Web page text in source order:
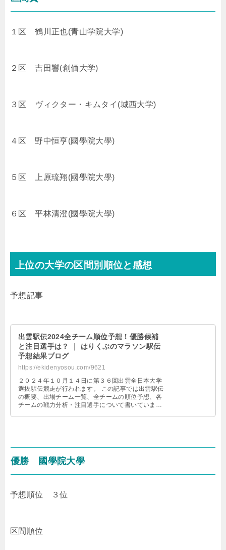
１区鶴川正也(青山学院大学)
２区吉田響(創価大学)
３区 ヴィクター・キムタイ(城西大学)
４区 野中恒亨(國學院大學)
５区 上原琉翔(國學院大學)
６区平林清澄(國學院大學)
上位の大学の区間別順位と感想
予想記事
出雲駅伝2024全チーム順位予想！優勝候補
と注目選手は？ ｜ はりくぶのマラソン駅伝
予想結果ブログ
https://ekidenyosou.com/9621
２０２４年１０月１４日に第３６回出雲全日本大学
選抜駅伝競走が行われます。 この記事では出雲駅伝
の概要、出場チーム一覧、全チームの順位予想、各
チームの戦力分析・注目選手について書いていま
優勝 國學院大學
予想順位 ３位
区間順位